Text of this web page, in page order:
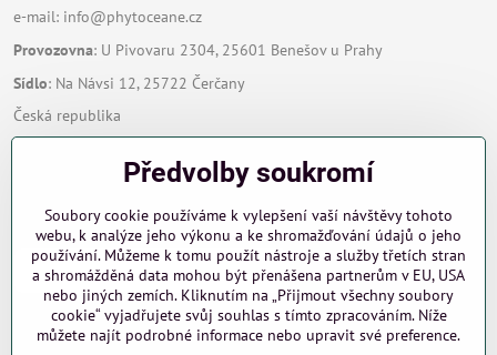
e-mail: info@phytoceane.cz
Provozovna: U Pivovaru 2304, 25601 Benešov u Prahy
Sídlo: Na Návsi 12, 25722 Čerčany
Česká republika
Zavoláme Vám zpět
Váš telefon *
Předvolby soukromí
Soubory cookie používáme k vylepšení vaší návštěvy tohoto
webu, k analýze jeho výkonu a ke shromažďování údajů o jeho
používání. Můžeme k tomu použít nástroje a služby třetích stran
a shromážděná data mohou být přenášena partnerům v EU, USA
nebo jiných zemích. Kliknutím na „Přijmout všechny soubory
cookie“ vyjadřujete svůj souhlas s tímto zpracováním. Níže
můžete najít podrobné informace nebo upravit své preference.